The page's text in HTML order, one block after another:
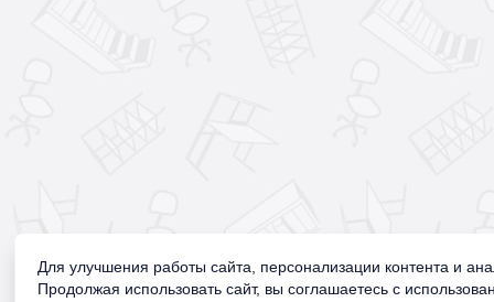
Для улучшения работы сайта, персонализации контента и
Продолжая использовать сайт, вы соглашаетесь с